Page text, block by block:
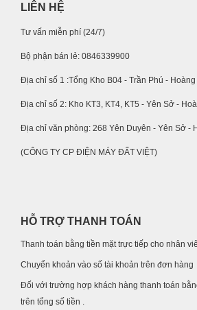
LIÊN HỆ
Tư vấn miễn phí (24/7)
Bộ phận bán lẻ: 0846339900
Địa chỉ số 1 :Tổng Kho B04 - Trần Phú -
Địa chỉ số 2: Kho KT3, KT4, KT5 - Yên Sở -
Địa chỉ văn phòng: 268 Yên Duyên - Yên Sở -
(CÔNG TY CP ĐIỆN MÁY ĐẤT VIỆT)
HỖ TRỢ THANH TOÁN
Thanh toán bằng tiền mặt trực tiếp cho nhân
Chuyển khoản vào số tài khoản trên đơn hàng
Đối với trường hợp khách hàng thanh toán
trên tổng số tiền .